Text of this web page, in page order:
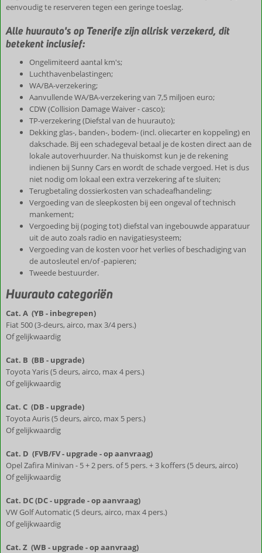
eenvoudig te reserveren tegen een geringe toeslag.
Alle huurauto's op Tenerife zijn allrisk verzekerd, dit
betekent inclusief:
Ongelimiteerd aantal km's;
Luchthavenbelastingen;
WA/BA-verzekering;
Aanvullende WA/BA-verzekering van 7,5 miljoen euro;
CDW (Collision Damage Waiver - casco);
TP-verzekering (Diefstal van de huurauto);
Dekking glas-, banden-, bodem- (incl. oliecarter en koppeling) en
dakschade. Bij een schadegeval betaal je de kosten direct aan de
lokale autoverhuurder. Na thuiskomst kun je de rekening
indienen bij Sunny Cars en wordt de schade vergoed. Het is dus
niet nodig om lokaal een extra verzekering af te sluiten;
Terugbetaling dossierkosten van schadeafhandeling;
Vergoeding van de sleepkosten bij een ongeval of technisch
mankement;
Vergoeding bij (poging tot) diefstal van ingebouwde apparatuur
uit de auto zoals radio en navigatiesysteem;
Vergoeding van de kosten voor het verlies of beschadiging van
de autosleutel en/of -papieren;
Tweede bestuurder.
Huurauto categoriën
Cat. A (YB - inbegrepen)
Fiat 500 (3-deurs, airco, max 3/4 pers.)
Of gelijkwaardig
Cat. B (BB - upgrade)
Toyota Yaris (5 deurs, airco, max 4 pers.)
Of gelijkwaardig
Cat. C (DB - upgrade)
Toyota Auris (5 deurs, airco, max 5 pers.)
Of gelijkwaardig
Cat. D (FVB/FV - upgrade - op aanvraag)
Opel Zafira Minivan - 5 + 2 pers. of 5 pers. + 3 koffers (5 deurs, airco)
Of gelijkwaardig
Cat. DC (DC - upgrade - op aanvraag)
VW Golf Automatic (5 deurs, airco, max 4 pers.)
Of gelijkwaardig
Cat. Z (WB - upgrade - op aanvraag)